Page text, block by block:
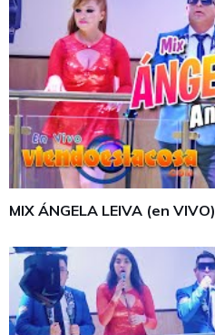
MIX ÁNGELA LEIVA (en VIVO)